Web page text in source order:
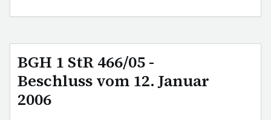
BGH 1 StR 466/05 -
Beschluss vom 12. Januar
2006